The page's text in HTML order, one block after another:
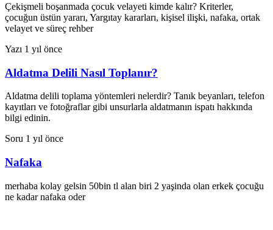
Çekişmeli boşanmada çocuk velayeti kimde kalır? Kriterler,
çocuğun üstün yararı, Yargıtay kararları, kişisel ilişki, nafaka, ortak
velayet ve süreç rehber
Yazı 1 yıl önce
Aldatma Delili Nasıl Toplanır?
Aldatma delili toplama yöntemleri nelerdir? Tanık beyanları, telefon
kayıtları ve fotoğraflar gibi unsurlarla aldatmanın ispatı hakkında
bilgi edinin.
Soru 1 yıl önce
Nafaka
merhaba kolay gelsin 50bin tl alan biri 2 yaşinda olan erkek çocuğu
ne kadar nafaka oder